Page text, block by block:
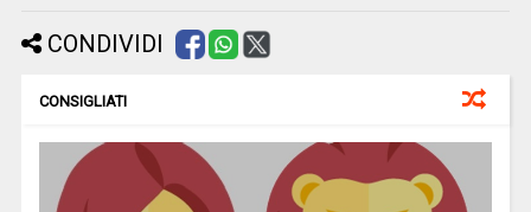
CONDIVIDI
CONSIGLIATI